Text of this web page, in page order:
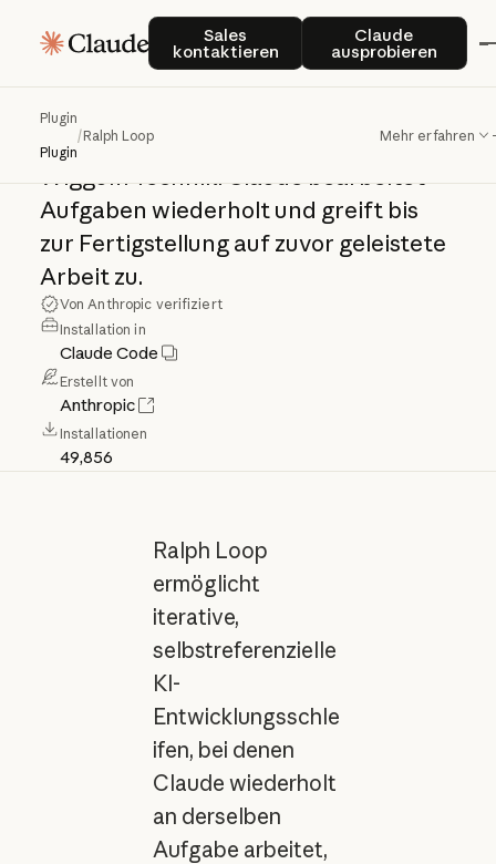
Sales
kontaktieren
Sales kontaktierenClaude
ausprobieren
Claude
Plugin
Plugin
/Ralph Loop Mehr erfahren
RalphLoop
Interaktive
iterativeEntwicklung
Ralph
Wiggum-Technik:Claudebearbeitet
Aufgaben wiederholt und greift bis
zur Fertigstellung auf zuvor geleistete
Arbeit zu.
Von Anthropic verifiziert
Installation in
Claude Code
Erstellt von
Anthropic
Installationen
49,856
Ralph Loop
ermöglicht
iterative,
selbstreferenzielle
KI-
Entwicklungsschle
ifen, bei denen
Claude wiederholt
an derselben
Aufgabe arbeitet,